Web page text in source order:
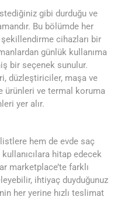
gibi durduğu ve
Bu bölümde her
cihazları bir
günlük kullanıma
bir seçenek sunulur.
düzleştiriciler, maşa ve
ve termal koruma
yer alır.
hem de evde saç
hitap edecek
marketplace’te farklı
ihtiyaç duyduğunuz
her yerine hızlı teslimat